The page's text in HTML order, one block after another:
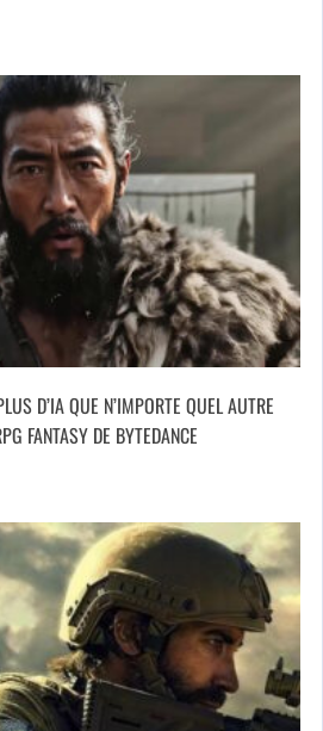
D’IA QUE N’IMPORTE QUEL AUTRE
FANTASY DE BYTEDANCE